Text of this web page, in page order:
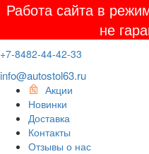
Работа сайта в
не
+7-8482-44-42-33
info@autostol63.ru
Акции
Новинки
Доставка
Контакты
Отзывы о нас